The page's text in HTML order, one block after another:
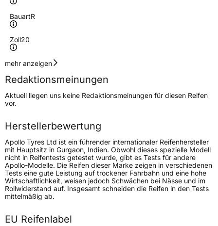
BauartR
Zoll20
Geschwindigkeitsindex
Höchstgeschwindigkeit
300 km/h
Lastindex106
Höchstlast950 kg
Gewicht (in kg) 11,6 kg
Generelle Merkmale
FahrzeugtypPKW
VerwendungSommerreifen
FahrzeugartPKW & SUV
mehr anzeigen
Redaktionsmeinungen
Aktuell liegen uns keine Redaktionsmeinungen für diesen Reifen
vor.
Herstellerbewertung
Apollo Tyres Ltd ist ein führender internationaler Reifenhersteller
mit Hauptsitz in Gurgaon, Indien. Obwohl dieses spezielle Modell
nicht in Reifentests getestet wurde, gibt es Tests für andere
Apollo-Modelle. Die Reifen dieser Marke zeigen in verschiedenen
Tests eine gute Leistung auf trockener Fahrbahn und eine hohe
Wirtschaftlichkeit, weisen jedoch Schwächen bei Nässe und im
Rollwiderstand auf. Insgesamt schneiden die Reifen in den Tests
mittelmäßig ab.
EU Reifenlabel